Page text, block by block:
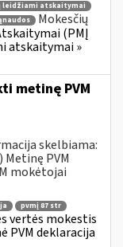
leidžiami atskaitymai
Mokesčių
(PMĮ
atskaitymai »
metinę PVM
skelbiama:
Metinę PVM
mokėtojai
pvmį 87 str
vertės mokestis
PVM deklaracija